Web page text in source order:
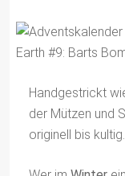
Handgestrickt
der Mützen und
originell bis kultig.